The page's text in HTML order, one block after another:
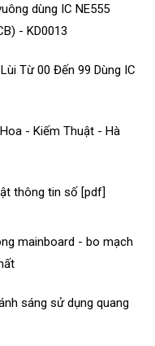
dùng IC NE555
- KD0013
Từ 00 Đến 99 Dùng IC
- Kiếm Thuật - Hà
thông tin số [pdf]
mainboard - bo mạch
sáng sử dụng quang